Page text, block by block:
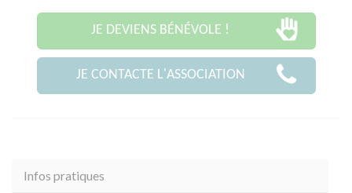
JE DEVIENS BÉNÉVOLE !
JE CONTACTE L'ASSOCIATION
Infos pratiques